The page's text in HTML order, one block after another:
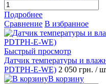
Подробнее
Сравнение В избранное
Быстрый просмотр
Датчик температуры и
PDTPH-E-WE) 2 050 грн. /
В корзину